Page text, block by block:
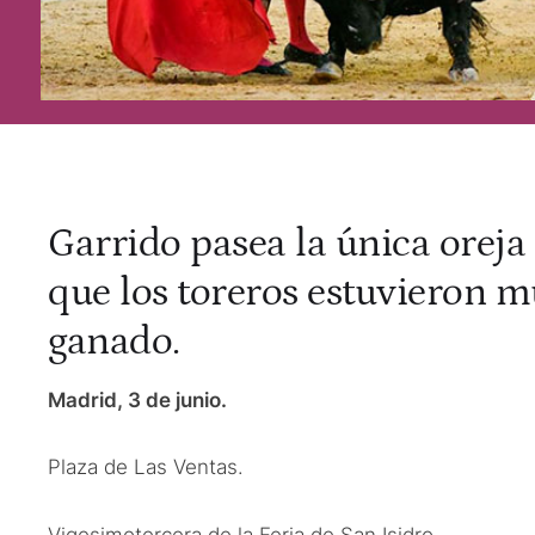
Garrido pasea la única
que los toreros estuvieron
ganado.
Madrid, 3 de junio.
Plaza de Las Ventas.